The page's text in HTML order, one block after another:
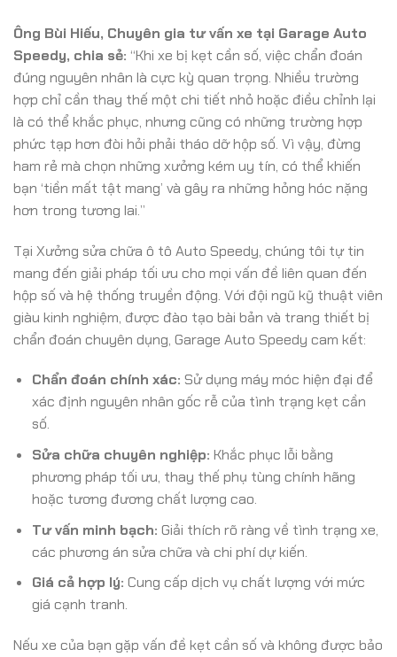
Ông Bùi Hiếu, Chuyên gia tư vấn xe tại Garage Auto
Speedy, chia sẻ: “Khi xe bị kẹt cần số, việc chẩn đoán
đúng nguyên nhân là cực kỳ quan trọng. Nhiều trường
hợp chỉ cần thay thế một chi tiết nhỏ hoặc điều chỉnh lại
là có thể khắc phục, nhưng cũng có những trường hợp
phức tạp hơn đòi hỏi phải tháo dỡ hộp số. Vì vậy, đừng
ham rẻ mà chọn những xưởng kém uy tín, có thể khiến
bạn ‘tiền mất tật mang’ và gây ra những hỏng hóc nặng
hơn trong tương lai.”
Tại Xưởng sửa chữa ô tô Auto Speedy, chúng tôi tự tin
mang đến giải pháp tối ưu cho mọi vấn đề liên quan đến
hộp số và hệ thống truyền động. Với đội ngũ kỹ thuật viên
giàu kinh nghiệm, được đào tạo bài bản và trang thiết bị
chẩn đoán chuyên dụng, Garage Auto Speedy cam kết:
Chẩn đoán chính xác: Sử dụng máy móc hiện đại để
xác định nguyên nhân gốc rễ của tình trạng kẹt cần
số.
Sửa chữa chuyên nghiệp: Khắc phục lỗi bằng
phương pháp tối ưu, thay thế phụ tùng chính hãng
hoặc tương đương chất lượng cao.
Tư vấn minh bạch: Giải thích rõ ràng về tình trạng xe,
các phương án sửa chữa và chi phí dự kiến.
Giá cả hợp lý: Cung cấp dịch vụ chất lượng với mức
giá cạnh tranh.
Nếu xe của bạn gặp vấn đề kẹt cần số và không được bảo